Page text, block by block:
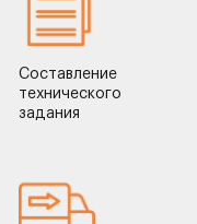
Составление
технического
задания